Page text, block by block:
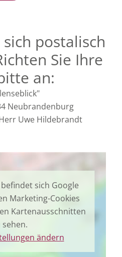
postalisch
Sie Ihre
an:
Neubrandenburg
Uwe Hildebrandt
sich Google
Marketing-Cookies
Kartenausschnitten
sehen.
ändern